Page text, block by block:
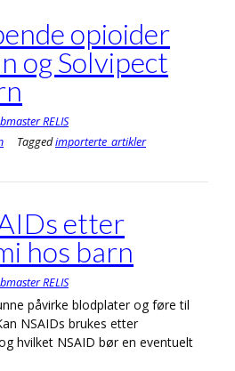
opioider
og Solvipect
RELIS
Taggedimporterte_artikler
etter
hos barn
RELIS
påvirke blodplater og føre til
NSAIDs brukes etter
hvilket NSAID bør en eventuelt